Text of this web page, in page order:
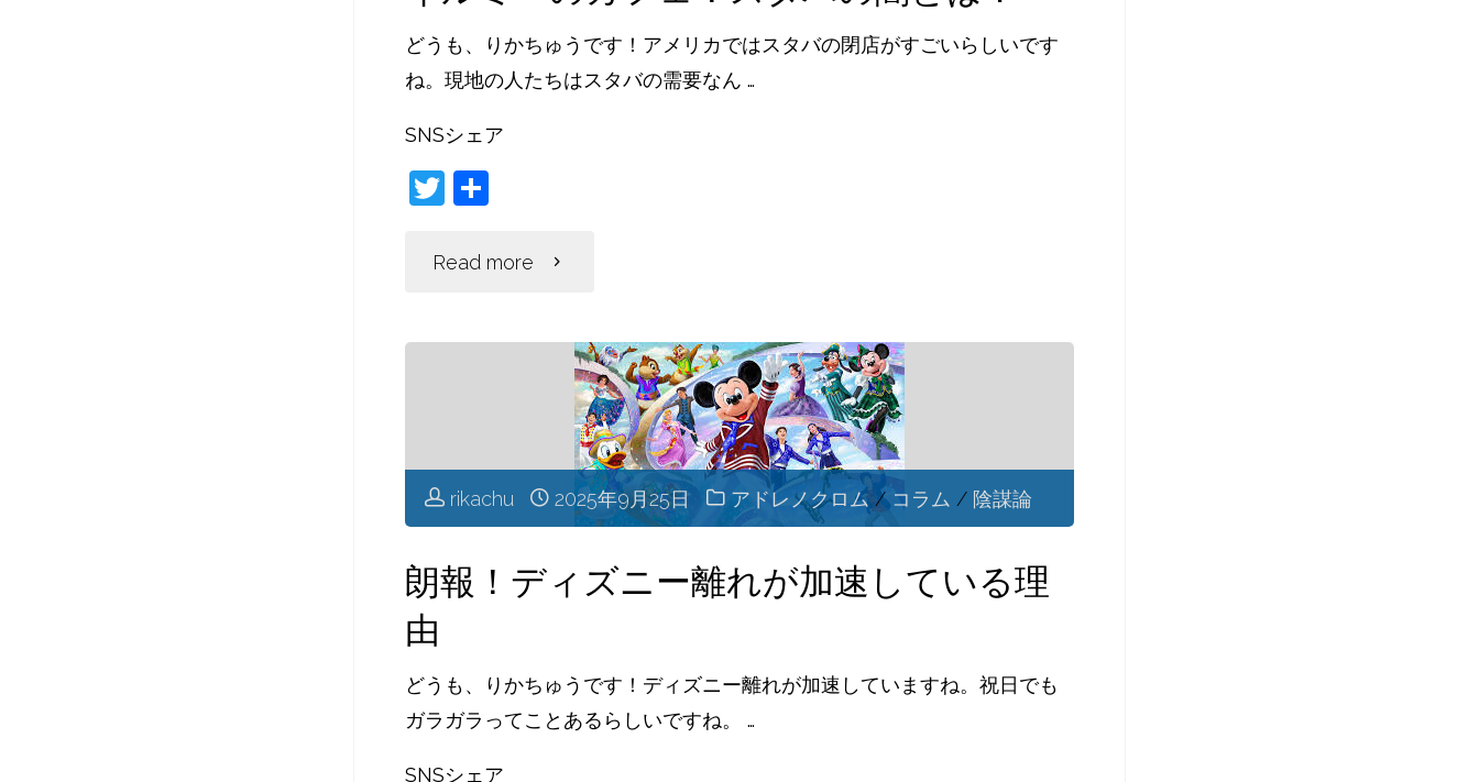
ド
ド
か？"
どうも、りかちゅうです！アメリカではスタバの閉店がすごいらしいです
ね。現地の人たちはスタバの需要なん …
SNSシェア
T
itt
Read more "イ
の
ェ！
ス
rikachu 2025年9月25日 アドレノクロム / コラム / 陰謀論
朗報！ディズニー離れが加速している理
由
どうも、りかちゅうです！ディズニー離れが加速していますね。祝日でも
ガラガラってことあるらしいですね。 …
SNSシェア